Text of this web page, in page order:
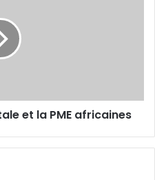
et la PME africaines